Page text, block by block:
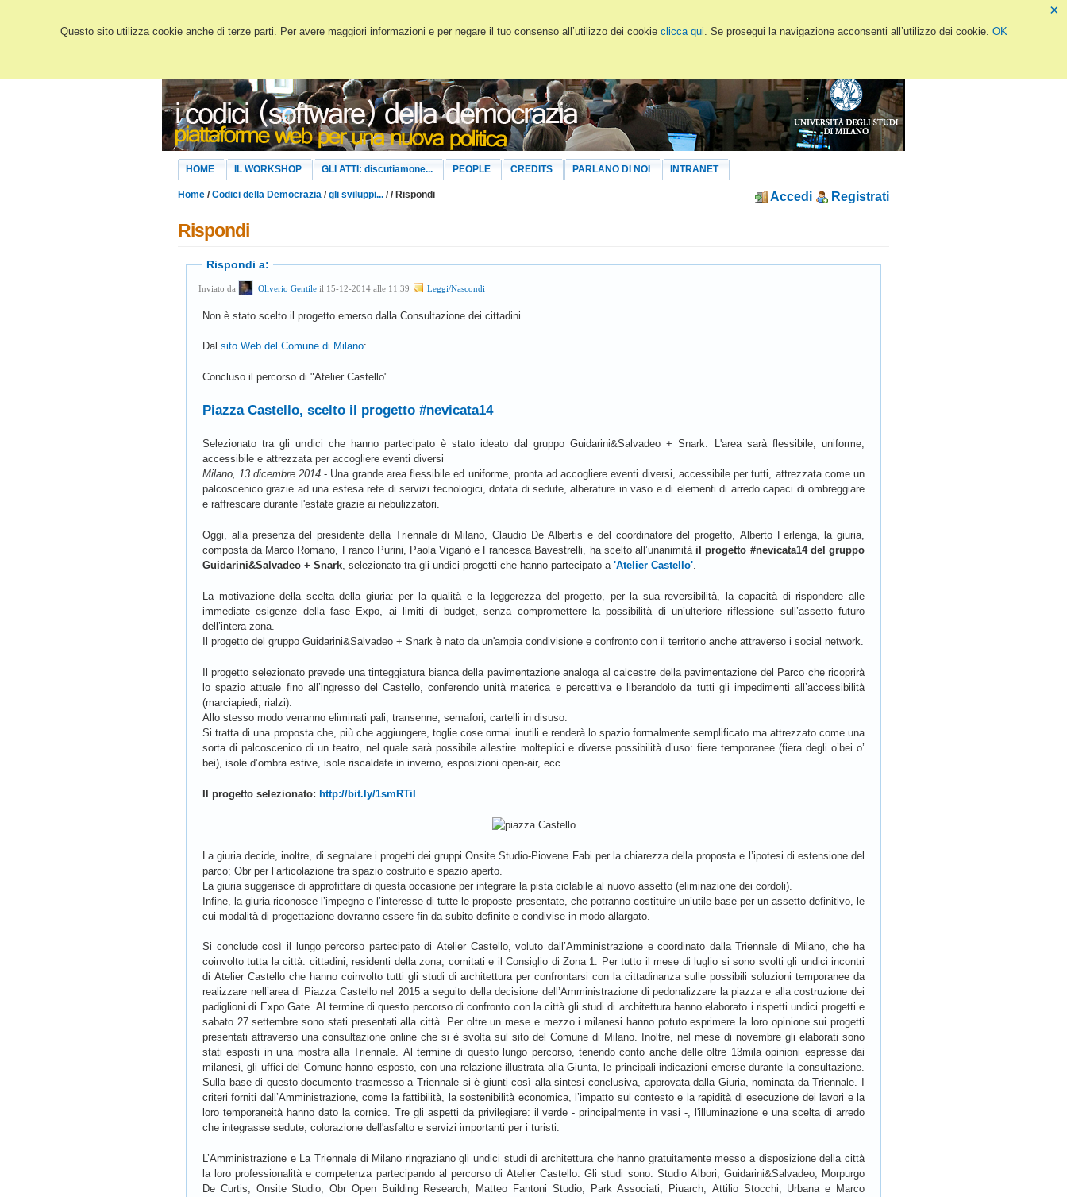
×
Questo sito utilizza cookie anche di terze parti. Per avere maggiori informazioni e per negare il tuo consenso all’utilizzo dei cookie clicca qui. Se prosegui la navigazione acconsenti all’utilizzo dei cookie. OK
HOME IL WORKSHOP GLI ATTI: discutiamone... PEOPLE CREDITS PARLANO DI NOI INTRANET
Accedi Registrati
Home /Codici della Democrazia /gli sviluppi... // Rispondi
Rispondi
Rispondi a:
Inviato da Oliverio Gentile il 15-12-2014 alle 11:39 Leggi/Nascondi
Non è stato scelto il progetto emerso dalla Consultazione dei cittadini...
Dal sito Web del Comune di Milano:
Concluso il percorso di "Atelier Castello"
Piazza Castello, scelto il progetto #nevicata14
Selezionato tra gli undici che hanno partecipato è stato ideato dal gruppo Guidarini&Salvadeo + Snark. L'area sarà flessibile, uniforme,
accessibile e attrezzata per accogliere eventi diversi
Milano, 13 dicembre 2014 - Una grande area flessibile ed uniforme, pronta ad accogliere eventi diversi, accessibile per tutti, attrezzata come un
palcoscenico grazie ad una estesa rete di servizi tecnologici, dotata di sedute, alberature in vaso e di elementi di arredo capaci di ombreggiare
e raffrescare durante l'estate grazie ai nebulizzatori.
Oggi, alla presenza del presidente della Triennale di Milano, Claudio De Albertis e del coordinatore del progetto, Alberto Ferlenga, la giuria,
composta da Marco Romano, Franco Purini, Paola Viganò e Francesca Bavestrelli, ha scelto all’unanimità il progetto #nevicata14 del gruppo
Guidarini&Salvadeo + Snark , selezionato tra gli undici progetti che hanno partecipato a 'Atelier Castello'
La motivazione della scelta della giuria: per la qualità e la leggerezza del progetto, per la sua reversibilità, la capacità di rispondere alle
immediate esigenze della fase Expo, ai limiti di budget, senza compromettere la possibilità di un’ulteriore riflessione sull’assetto futuro
dell’intera zona.
Il progetto del gruppo Guidarini&Salvadeo + Snark è nato da un'ampia condivisione e confronto con il territorio anche attraverso i social network.
Il progetto selezionato prevede una tinteggiatura bianca della pavimentazione analoga al calcestre della pavimentazione del Parco che ricoprirà
lo spazio attuale fino all’ingresso del Castello, conferendo unità materica e percettiva e liberandolo da tutti gli impedimenti all’accessibilità
(marciapiedi, rialzi).
Allo stesso modo verranno eliminati pali, transenne, semafori, cartelli in disuso.
Si tratta di una proposta che, più che aggiungere, toglie cose ormai inutili e renderà lo spazio formalmente semplificato ma attrezzato come una
sorta di palcoscenico di un teatro, nel quale sarà possibile allestire molteplici e diverse possibilità d’uso: fiere temporanee (fiera degli o’bei o’
bei), isole d’ombra estive, isole riscaldate in inverno, esposizioni open-air, ecc.
Il progetto selezionato: http://bit.ly/1smRTiI
La giuria decide, inoltre, di segnalare i progetti dei gruppi Onsite Studio-Piovene Fabi per la chiarezza della proposta e l’ipotesi di estensione del
parco; Obr per l’articolazione tra spazio costruito e spazio aperto.
La giuria suggerisce di approfittare di questa occasione per integrare la pista ciclabile al nuovo assetto (eliminazione dei cordoli).
Infine, la giuria riconosce l’impegno e l’interesse di tutte le proposte presentate, che potranno costituire un’utile base per un assetto definitivo, le
cui modalità di progettazione dovranno essere fin da subito definite e condivise in modo allargato.
Si conclude così il lungo percorso partecipato di Atelier Castello, voluto dall’Amministrazione e coordinato dalla Triennale di Milano, che ha
coinvolto tutta la città: cittadini, residenti della zona, comitati e il Consiglio di Zona 1. Per tutto il mese di luglio si sono svolti gli undici incontri
di Atelier Castello che hanno coinvolto tutti gli studi di architettura per confrontarsi con la cittadinanza sulle possibili soluzioni temporanee da
realizzare nell’area di Piazza Castello nel 2015 a seguito della decisione dell’Amministrazione di pedonalizzare la piazza e alla costruzione dei
padiglioni di Expo Gate. Al termine di questo percorso di confronto con la città gli studi di architettura hanno elaborato i rispetti undici progetti e
sabato 27 settembre sono stati presentati alla città. Per oltre un mese e mezzo i milanesi hanno potuto esprimere la loro opinione sui progetti
presentati attraverso una consultazione online che si è svolta sul sito del Comune di Milano. Inoltre, nel mese di novembre gli elaborati sono
stati esposti in una mostra alla Triennale. Al termine di questo lungo percorso, tenendo conto anche delle oltre 13mila opinioni espresse dai
milanesi, gli uffici del Comune hanno esposto, con una relazione illustrata alla Giunta, le principali indicazioni emerse durante la consultazione.
Sulla base di questo documento trasmesso a Triennale si è giunti così alla sintesi conclusiva, approvata dalla Giuria, nominata da Triennale. I
criteri forniti dall’Amministrazione, come la fattibilità, la sostenibilità economica, l’impatto sul contesto e la rapidità di esecuzione dei lavori e la
loro temporaneità hanno dato la cornice. Tre gli aspetti da privilegiare: il verde - principalmente in vasi -, l'illuminazione e una scelta di arredo
che integrasse sedute, colorazione dell'asfalto e servizi importanti per i turisti.
L’Amministrazione e La Triennale di Milano ringraziano gli undici studi di architettura che hanno gratuitamente messo a disposizione della città
la loro professionalità e competenza partecipando al percorso di Atelier Castello. Gli studi sono: Studio Albori, Guidarini&Salvadeo, Morpurgo
De Curtis, Onsite Studio, Obr Open Building Research, Matteo Fantoni Studio, Park Associati, Piuarch, Attilio Stocchi, Urbana e Marco